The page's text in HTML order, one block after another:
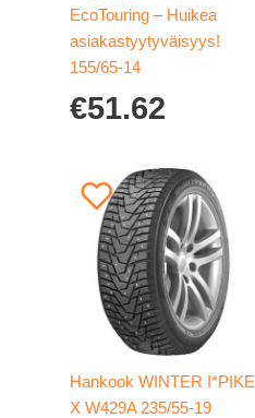
EcoTouring – Huikea
asiakastyytyväisyys!
155/65-14
€51.62
Hankook WINTER I*PIKE
X W429A 235/55-19